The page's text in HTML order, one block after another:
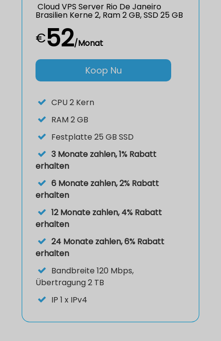
Cloud VPS Server Rio De Janeiro
Brasilien Kerne 2, Ram 2 GB, SSD 25 GB
€52/Monat
Koop Nu
CPU 2 Kern
RAM 2 GB
Festplatte 25 GB SSD
3 Monate zahlen, 1% Rabatt
erhalten
6 Monate zahlen, 2% Rabatt
erhalten
12 Monate zahlen, 4% Rabatt
erhalten
24 Monate zahlen, 6% Rabatt
erhalten
Bandbreite 120 Mbps,
Übertragung 2 TB
IP 1 x IPv4